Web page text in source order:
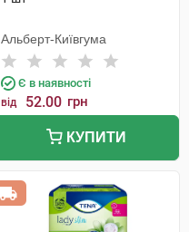
Альберт-Київгума
Є в наявності
від 52.00 грн
КУПИТИ